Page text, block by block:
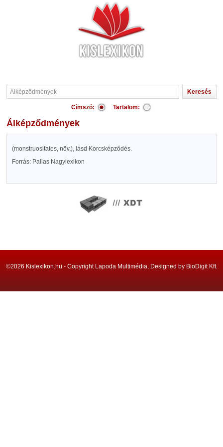
Címszó: Tartalom:
Álképződmények
(monstruositates, növ.), lásd Korcsképződés.
Forrás: Pallas Nagylexikon
©2026 Kislexikon.hu - Copyright Lapoda Multimédia, Designed by BioDigit Kft.